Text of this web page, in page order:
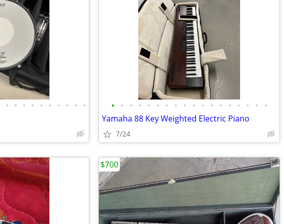
• • • • • • • • • • • • • • • • • • • • • • • • • • • •
Yamaha 88 Key Weighted Electric Piano
7/24
$700